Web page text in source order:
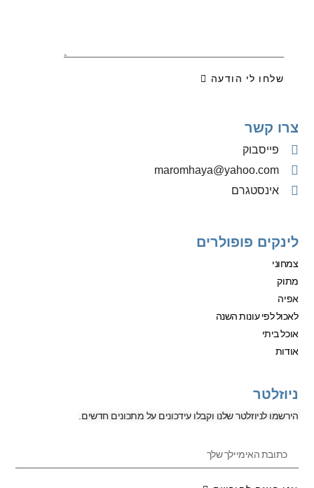
שלחו לי הודעה
צרו קשר
פייסבוק
‫maromhaya@yahoo.com
אינסטגרם
לינקים פופולרים
צמחוני
מתוק
אפיה
לאכול לפי עונות השנה
אוכל ביתי
אודות
ניוזלטר
הירשמו לניוזלטר שלנו וקבלו עידכונים על מתכונים חדשים.